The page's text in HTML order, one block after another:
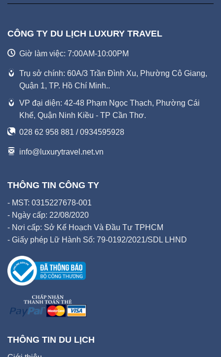
CÔNG TY DU LỊCH LUXURY TRAVEL
Giờ làm việc: 7:00AM-10:00PM
Trụ sở chính: 60A/3 Trần Đình Xu, Phường Cô Giang,
Quận 1, TP. Hồ Chí Minh..
VP đại diện: 42-48 Phạm Ngọc Thạch, Phường Cái
Khế, Quận Ninh Kiều - TP Cần Thơ.
028 62 958 881 / 0934595928
info@luxurytravel.net.vn
THÔNG TIN CÔNG TY
- MST: 0315227678-001
- Ngày cấp: 22/08/2020
- Nơi cấp: Sở Kế Hoạch Và Đầu Tư TPHCM
- Giấy phép Lữ Hành Số: 79-0192/2021/SDL LHND
THÔNG TIN DU LỊCH